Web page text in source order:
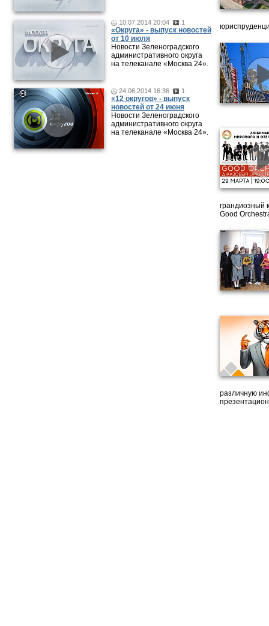
10.07.2014 20:04 1
«Округа» - выпуск новостей
от 10 июля
Новости Зеленоградского
административного округа
на телеканале «Москва 24».
24.06.2014 16:36 1
«12 округов» - выпуск
новостей от 24 июня
Новости Зеленоградского
административного округа
на телеканале «Москва 24».
грандиозный
Good
различную